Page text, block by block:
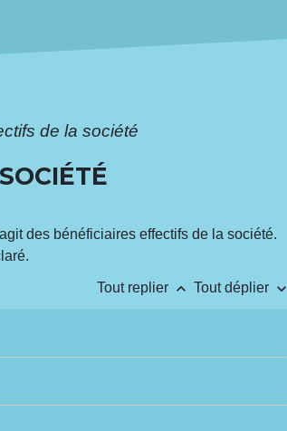
de la société
des bénéficiaires effectifs de la société.
Tout replier keyboard_arrow_up Tout déplier keyboard_arrow_down